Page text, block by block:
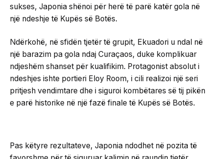
sukses, Japonia shënoi për herë të parë katër gola në
një ndeshje të Kupës së Botës.
Ndërkohë, në sfidën tjetër të grupit, Ekuadori u ndal në
një barazim pa gola ndaj Curaçaos, duke komplikuar
ndjeshëm shanset për kualifikim. Protagonist absolut i
ndeshjes ishte portieri Eloy Room, i cili realizoi një seri
pritjesh vendimtare dhe i siguroi kombëtares së tij pikën
e parë historike në një fazë finale të Kupës së Botës.
Pas këtyre rezultateve, Japonia ndodhet në pozita të